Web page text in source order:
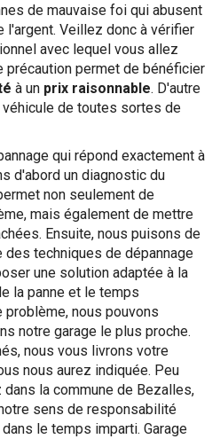
de mauvaise foi qui abusent
l'argent. Veillez donc à vérifier
avec lequel vous allez
précaution permet de bénéficier
à un prix raisonnable. D'autre
de toutes sortes de
qui répond exactement à
d'abord un diagnostic du
non seulement de
mais également de mettre
Ensuite, nous puisons de
des techniques de dépannage
une solution adaptée à la
la panne et le temps
nous pouvons
notre garage le plus proche.
nous vous livrons votre
nous aurez indiquée. Peu
la commune de Bezalles,
sens de responsabilité
le temps imparti. Garage